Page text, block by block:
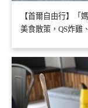
【首爾自由行】「
美食散策，QS炸雞